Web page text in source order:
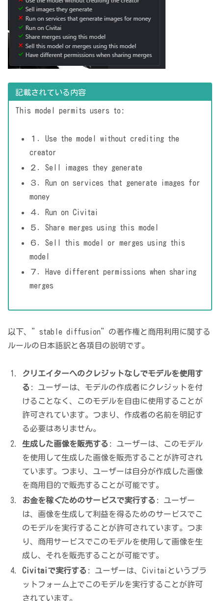
記載されている内容
This model permits users to:
１．Use the model without crediting the
creator
２．Sell images they generate
３．Run on services that generate images for
money
４．Run on Civitai
５．Share merges using this model
６．Sell this model or merges using this
model
７．Have different permissions when sharing
merges
以下、”stable diffusion”の著作権と商用利用に関する
ルールの日本語訳と各項目の説明です。
クリエイターへのクレジットなしでモデルを使用す
る : ユーザーは、モデルの作成者にクレジットを付
けることなく、このモデルを自由に使用することが
許可されています。つまり、作成者の名前を明記す
る必要はありません。
生成した画像を販売する : ユーザーは、このモデル
を使用して生成した画像を販売することが許可され
ています。つまり、ユーザーは自分が作成した画像
を商用目的で販売することが可能です。
お金を稼ぐためのサービスで実行する : ユーザー
は、画像を生成して利益を得るためのサービスでこ
のモデルを実行することが許可されています。つま
り、商用サービスでこのモデルを使用して画像を生
成し、それを販売することが可能です。
Civitaiで実行する : ユーザーは、Civitaiというプラ
ットフォーム上でこのモデルを実行することが許可
されています。